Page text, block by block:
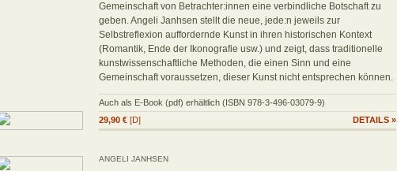
Gemeinschaft von Betrachter:innen eine verbindliche Botschaft zu
geben. Angeli Janhsen stellt die neue, jede:n jeweils zur
Selbstreflexion auffordernde Kunst in ihren historischen Kontext
(Romantik, Ende der Ikonografie usw.) und zeigt, dass traditionelle
kunstwissenschaftliche Methoden, die einen Sinn und eine
Gemeinschaft voraussetzen, dieser Kunst nicht entsprechen können.
Auch als E-Book (pdf) erhältlich (ISBN 978-3-496-03079-9)
29,90 € [D] DETAILS »
ANGELI JANHSEN